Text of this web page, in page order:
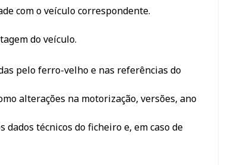
com o veículo correspondente.
do veículo.
pelo ferro-velho e nas referências do
alterações na motorização, versões, ano
técnicos do ficheiro e, em caso de